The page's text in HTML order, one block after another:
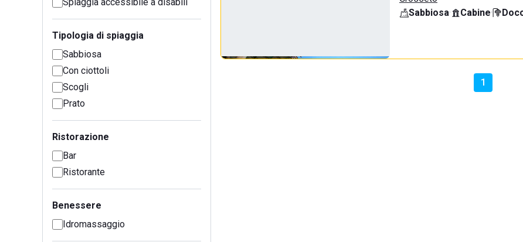
Tipologia di spiaggia
Sabbiosa
Con ciottoli
Scogli
Prato
Ristorazione
Bar
Ristorante
Benessere
Idromassaggio
Sabbiosa· Cabine·
1